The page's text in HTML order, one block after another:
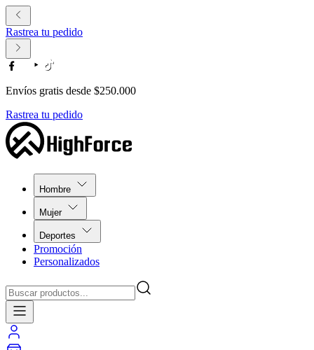
Rastrea tu pedido
Envíos gratis desde $250.000
Rastrea tu pedido
Hombre
Mujer
Deportes
Promoción
Personalizados